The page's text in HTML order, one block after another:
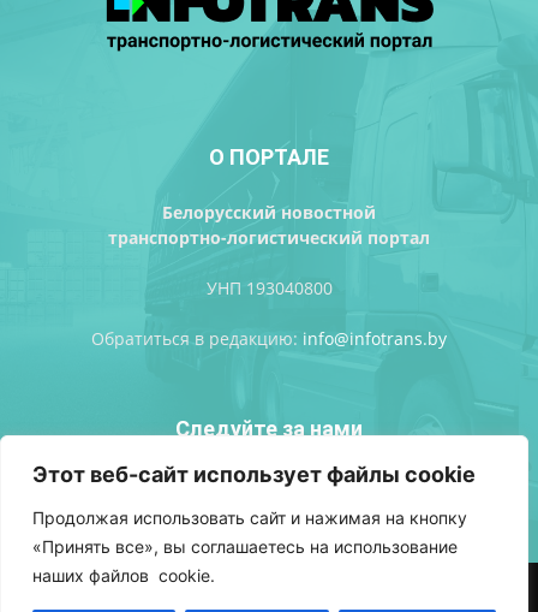
Этот веб-сайт использует файлы cookie
Продолжая использовать сайт и нажимая на кнопку
«Принять все», вы соглашаетесь на использование
наших файлов cookie.
О ПОРТАЛЕ
Белорусский новостной
транспортно-логистический портал
УНП 193040800
Обратиться в редакцию: info@infotrans.bу
Следуйте за нами
АВТОРСКИЕ ПРАВА